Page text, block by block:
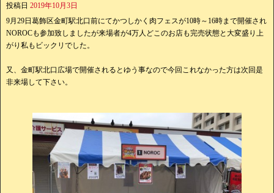
投稿日 2019年10月3日
9月29日葛飾区金町駅北口前にてかつしかく肉フェスが10時～16時まで開催され
NOROCも参加致しましたが来場者が4万人どこのお店も完売状態と大変盛り上
がり私もビックリでした。
又、金町駅北口広場で開催されるとゆう事なので今回これなかった方は次回是
非来場して下さい。